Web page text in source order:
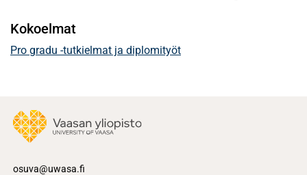
Kokoelmat
Pro gradu -tutkielmat ja diplomityöt
osuva@uwasa.fi